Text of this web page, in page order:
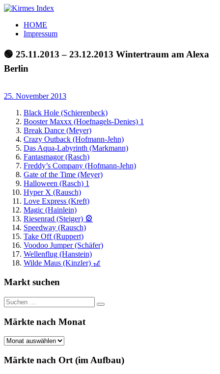
Zum
springen
Kirmes
Index
Tourpläne
der
letzten
Jahre
HOME
Impressum
🟢 25.11.2013 – 23.12.2013 Wintertraum am Alexa
Berlin
25. November 2013
Black Hole (Schierenbeck)
Booster Maxxx (Hoefnagels-Denies) 1
Break Dance (Meyer)
Crazy Outback (Hofmann-Jehn)
Das Aqua-Labyrinth (Markmann)
Fantasmagor (Rasch)
Freddy’s Company (Hofmann-Jehn)
Gate of the Time (Meyer)
Halloween (Rasch) 1
Hyper X (Rausch)
Love Express (Kreft)
Magic (Hainlein)
Riesenrad (Steiger) 🎡
Speedway (Rausch)
Take Off (Ruppert)
Voodoo Jumper (Schäfer)
Wellenflug (Hanstein)
Wilde Maus (Kinzler) 🎢
Markt suchen
Suchen
nach:
Suchen
Märkte nach Monat
Märkte
Monat
Märkte nach Ort (im Aufbau)